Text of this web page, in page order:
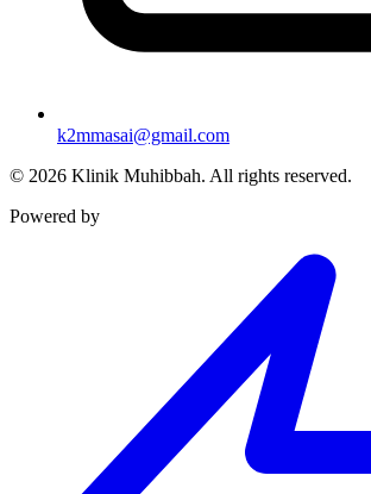
k2mmasai@gmail.com
© 2026 Klinik Muhibbah. All rights reserved.
Powered by